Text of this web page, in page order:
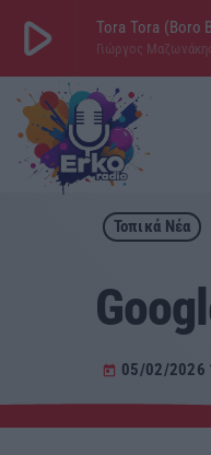
play_arrow Tora Tora (Boro
Γιώργος
play_arrow ΕΡΚΟ
LIVE
Τοπικά Νέα
today 05/02/